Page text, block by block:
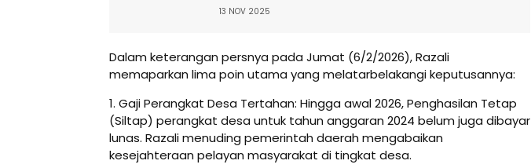
13 NOV 2025
Dalam keterangan persnya pada Jumat (6/2/2026), Razali
memaparkan lima poin utama yang melatarbelakangi keputusannya:
1. Gaji Perangkat Desa Tertahan: Hingga awal 2026, Penghasilan Tetap
(Siltap) perangkat desa untuk tahun anggaran 2024 belum juga dibayar
lunas. Razali menuding pemerintah daerah mengabaikan
kesejahteraan pelayan masyarakat di tingkat desa.